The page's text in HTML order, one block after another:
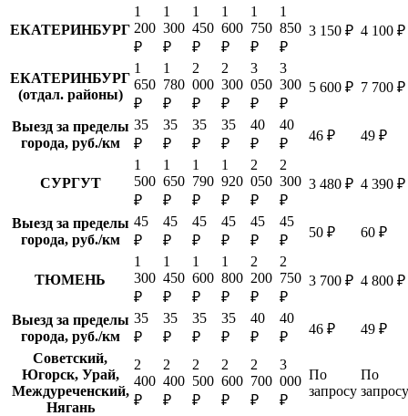
ЕКАТЕРИНБУРГ
1
200
₽
1
300
₽
1
450
₽
1
600
₽
1
750
₽
1
850
₽
3 150 ₽ 4 100 ₽
ЕКАТЕРИНБУРГ
(отдал. районы)
1
650
₽
1
780
₽
2
000
₽
2
300
₽
3
050
₽
3
300
₽
5 600 ₽ 7 700 ₽
Выезд за пределы
города, руб./км
35
₽
35
₽
35
₽
35
₽
40
₽
40
₽
46 ₽ 49 ₽
СУРГУТ
1
500
₽
1
650
₽
1
790
₽
1
920
₽
2
050
₽
2
300
₽
3 480 ₽ 4 390 ₽
Выезд за пределы
города, руб./км
45
₽
45
₽
45
₽
45
₽
45
₽
45
₽
50 ₽ 60 ₽
ТЮМЕНЬ
1
300
₽
1
450
₽
1
600
₽
1
800
₽
2
200
₽
2
750
₽
3 700 ₽ 4 800 ₽
Выезд за пределы
города, руб./км
35
₽
35
₽
35
₽
35
₽
40
₽
40
₽
46 ₽
49 ₽
Советский,
Югорск, Урай,
Междуреченский,
Нягань
2
400
₽
2
400
₽
2
500
₽
2
600
₽
2
700
₽
3
000
₽
По
запросу
По
запросу